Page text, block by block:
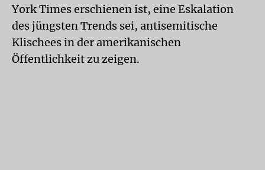
York Times erschienen ist, eine Eskalation
des jüngsten Trends sei, antisemitische
Klischees in der amerikanischen
Öffentlichkeit zu zeigen.